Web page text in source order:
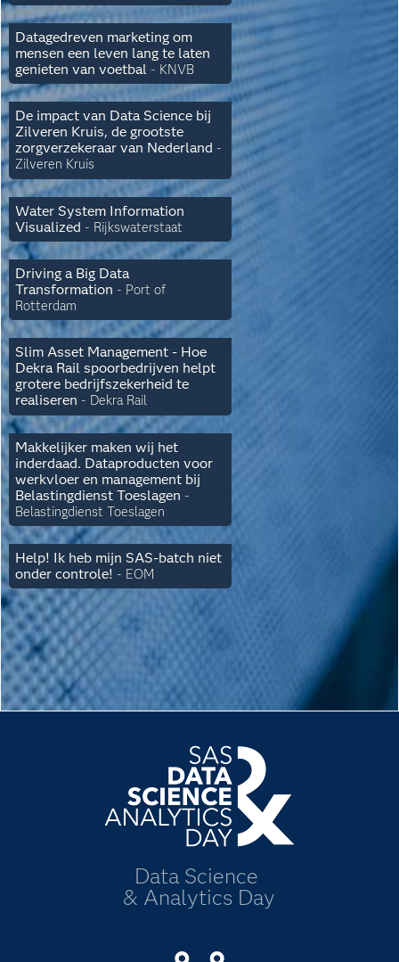
Datagedreven marketing om
mensen een leven lang te laten
genieten van voetbal - KNVB
De impact van Data Science bij
Zilveren Kruis, de grootste
zorgverzekeraar van Nederland -
Zilveren Kruis
Water System Information
Visualized - Rijkswaterstaat
Driving a Big Data
Transformation - Port of
Rotterdam
Slim Asset Management - Hoe
Dekra Rail spoorbedrijven helpt
grotere bedrijfszekerheid te
realiseren - Dekra Rail
Makkelijker maken wij het
inderdaad. Dataproducten voor
werkvloer en management bij
Belastingdienst Toeslagen -
Belastingdienst Toeslagen
Help! Ik heb mijn SAS-batch niet
onder controle! - EOM
Data Science
& Analytics Day